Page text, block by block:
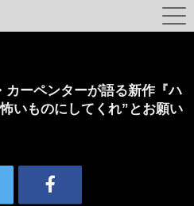
カーペンターが語る新作『ハ
いものにしてくれ”とお願い